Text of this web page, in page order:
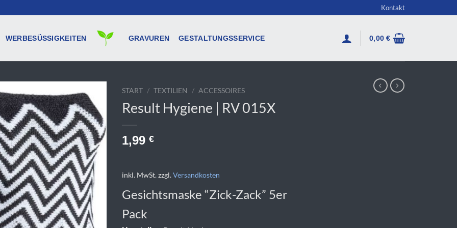
Kontakt
WERBESÜSSIGKEITEN GRAVUREN GESTALTUNGSSERVICE 0,00€
START / TEXTILIEN / ACCESSOIRES
Result Hygiene | RV 015X
1,99 €
inkl. MwSt.zzgl.Versandkosten
Gesichtsmaske “Zick-Zack” 5er
Pack